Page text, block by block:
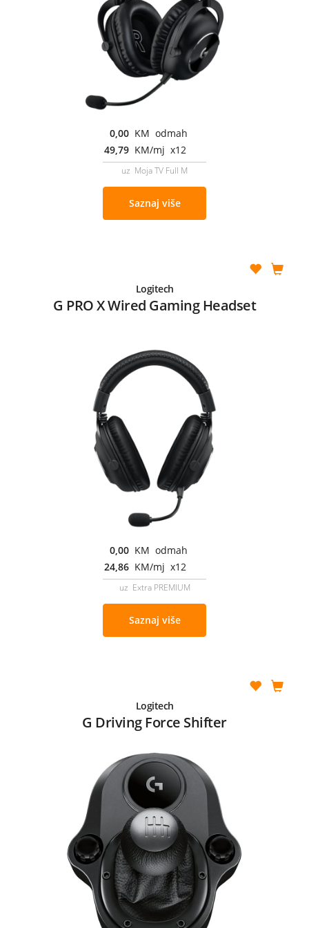
0,00 KM odmah
49,79 KM/mj x12
uz Moja TV Full M
Saznaj više
Logitech
G PRO X Wired Gaming Headset
0,00 KM odmah
24,86 KM/mj x12
uz Extra PREMIUM
Saznaj više
Logitech
G Driving Force Shifter